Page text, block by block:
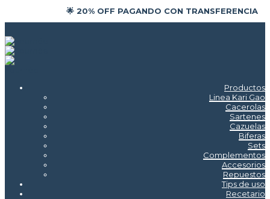
🌟 20% OFF PAGANDO CON TRANSFERENCIA
Productos
Linea Kari Gao
Cacerolas
Sartenes
Cazuelas
Biferas
Sets
Complementos
Accesorios
Repuestos
Tips de uso
Recetario